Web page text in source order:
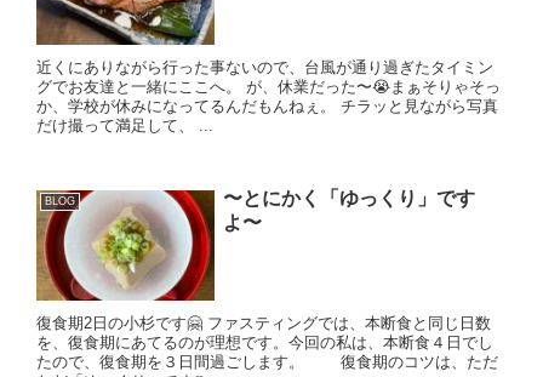
近くにありながら行った事ないので、台風が通り過ぎたタイミン
グでお友達と一緒にここへ。 が、休業だった〜😭まぁそりゃそっ
か、学校が休みになってるんだもんねぇ。 チラッと見ながら写真
だけ撮って満足して、 ...
BLOG
〜とにかく「ゆっくり」です
よ〜
復食期2日の小杉です🤗 ファスティングでは、本断食と同じ日数
を、復食期にあてるのが理想です。今回の私は、本断食４日でし
たので、復食期を３日間過ごします。 復食期のコツは、ただ